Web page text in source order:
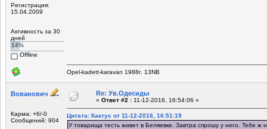
Регистрация:
15.04.2009
Активность за 30
дней
14%
Offline
Opel-kadett-karavan 1988г. 13NB
Вованович
Карма: +6/-0
Сообщений: 904
Re: Ув.Одесиды
« Ответ #2 : 11-12-2016, 16:54:06 »
Цитата: Кактус от 11-12-2016, 16:51:19
У товарища тесть живет в Беляевке. Завтра спрошу у него. Тебе ж